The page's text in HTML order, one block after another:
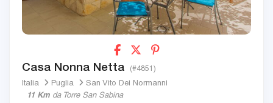
Casa Nonna Netta (#4851)
Italia Puglia
San Vito Dei Normanni
11 Km da Torre San Sabina